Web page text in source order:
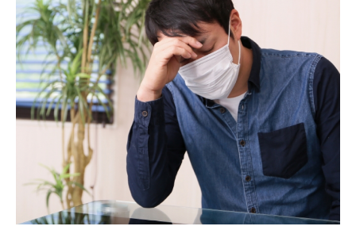
京都大原記念病院
御所南リハビリクリニック
採用サイト